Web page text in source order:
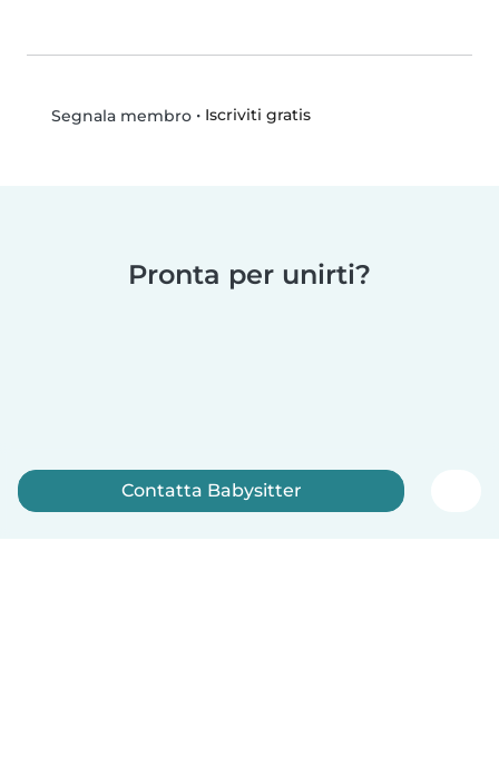
Segnala membro• Iscriviti gratis
Pronta per unirti?
Contatta Babysitter